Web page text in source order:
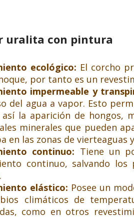
uralita con pintura
ecológico: El corcho
por tanto es un
impermeable y
del agua a vapor. Esto
así la aparición de hongos,
minerales que pueden
en las zonas de vierteaguas
continuo: Tiene un
continuo, salvando
elástico: Posee un
climáticos de
como en otros